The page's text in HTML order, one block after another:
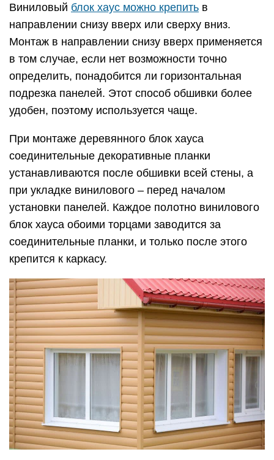
Виниловый блок хаус можно крепить в
направлении снизу вверх или сверху вниз.
Монтаж в направлении снизу вверх применяется
в том случае, если нет возможности точно
определить, понадобится ли горизонтальная
подрезка панелей. Этот способ обшивки более
удобен, поэтому используется чаще.
При монтаже деревянного блок хауса
соединительные декоративные планки
устанавливаются после обшивки всей стены, а
при укладке винилового – перед началом
установки панелей. Каждое полотно винилового
блок хауса обоими торцами заводится за
соединительные планки, и только после этого
крепится к каркасу.